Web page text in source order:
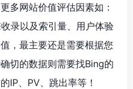
多网站价值评估因素如：
录以及索引量、用户体验
，最主要还是需要根据您
切的数据则需要找Bing的
IP、PV、跳出率等！